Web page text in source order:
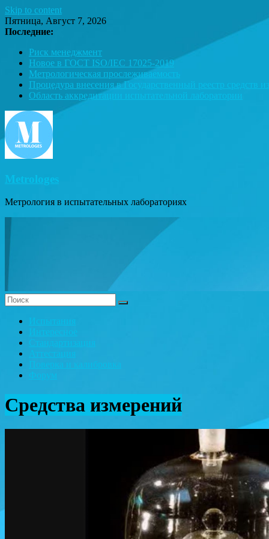
Skip to content
Пятница, Август 7, 2026
Последние:
Риск менеджмент
Новое в ГОСТ ISO/IEC 17025-2019
Метрологическая прослеживаемость
Процедура внесения в Государственный реестр средств
Область аккредитации испытательной лаборатории
Metrologes
Метрология в испытательных лабораториях
Стандартизация
Аттестация
Поверка и калибровка
Форум
Средства измерений